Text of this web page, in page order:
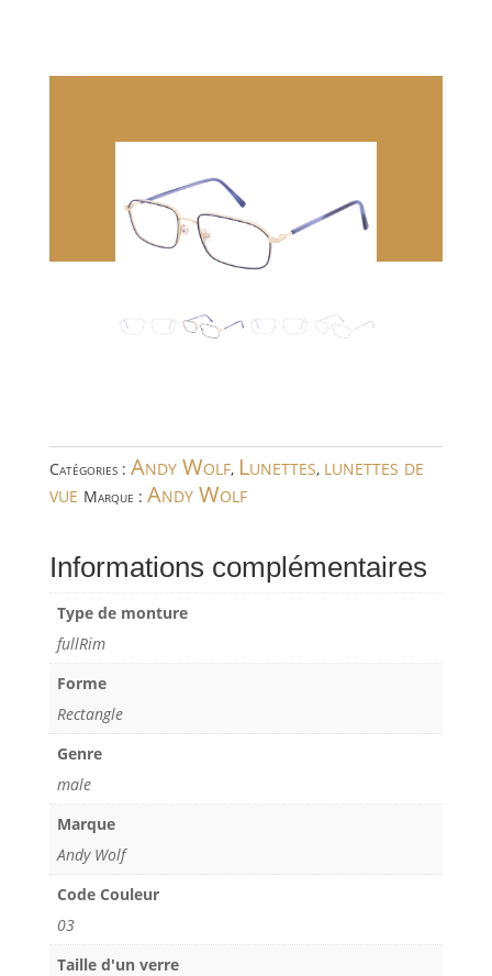
Catégories : Andy Wolf, Lunettes, lunettes de
vue Marque : Andy Wolf
Informations complémentaires
Type de monture
fullRim
Forme
Rectangle
Genre
male
Marque
Andy Wolf
Code Couleur
03
Taille d'un verre